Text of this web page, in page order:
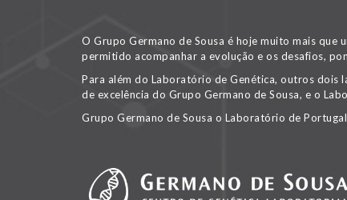
O Grupo Germano de Sousa é hoje muito mais
permitido acompanhar a evolução e os desafios,
Para além do Laboratório de Genética, outros
de excelência do Grupo Germano de Sousa, e o
Grupo Germano de Sousa o Laboratório de Portugal